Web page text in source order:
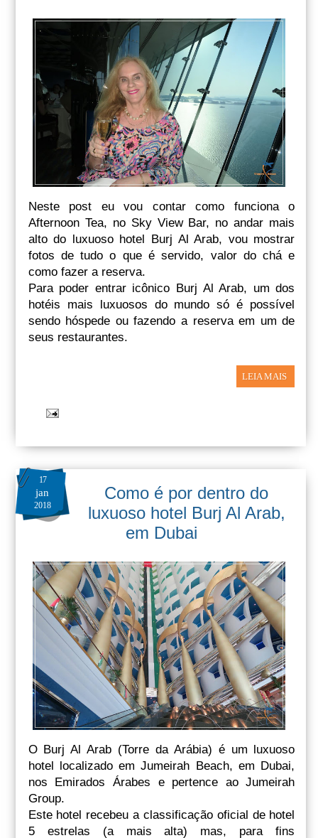
Neste post eu vou contar como funciona o
Afternoon Tea, no Sky View Bar, no andar mais
alto do luxuoso hotel Burj Al Arab, vou mostrar
fotos de tudo o que é servido, valor do chá e
como fazer a reserva.
Para poder entrar icônico Burj Al Arab, um dos
hotéis mais luxuosos do mundo só é possível
sendo hóspede ou fazendo a reserva em um de
seus restaurantes.
LEIA MAIS
17
jan
2018
Como é por dentro do
luxuoso hotel Burj Al Arab,
em Dubai
O Burj Al Arab (Torre da Arábia) é um luxuoso
hotel localizado em Jumeirah Beach, em Dubai,
nos Emirados Árabes e pertence ao Jumeirah
Group.
Este hotel recebeu a classificação oficial de hotel
5 estrelas (a mais alta) mas, para fins